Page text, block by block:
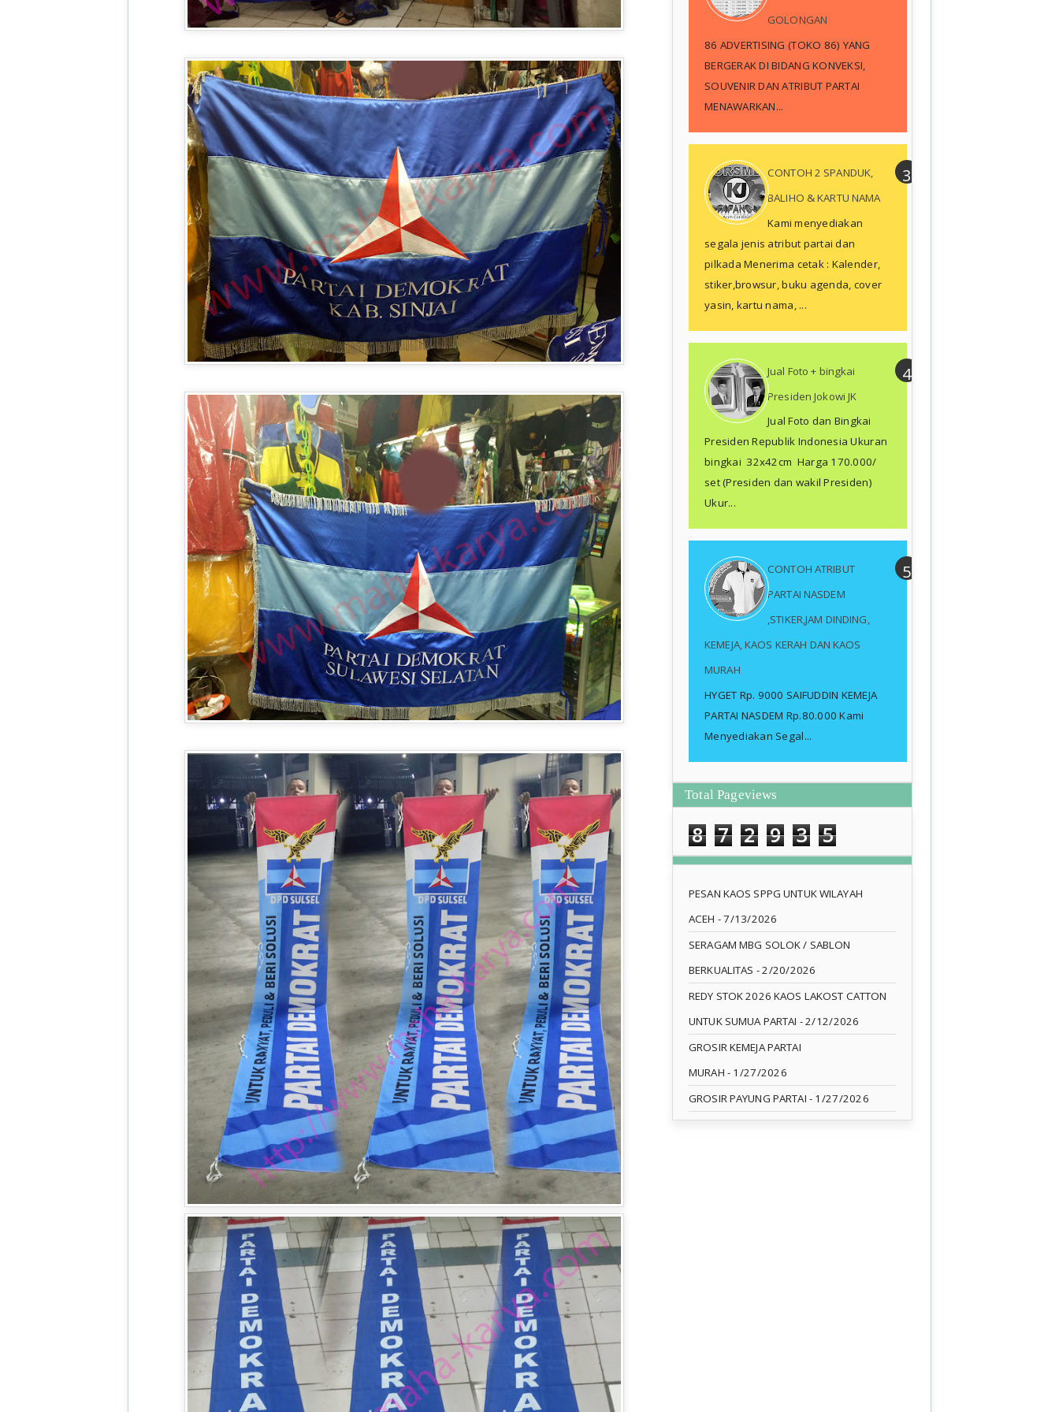
GOLONGAN
86 ADVERTISING (TOKO 86) YANG
BERGERAK DI BIDANG KONVEKSI,
SOUVENIR DAN ATRIBUT PARTAI
MENAWARKAN...
CONTOH 2 SPANDUK,
BALIHO & KARTU NAMA
Kami menyediakan
segala jenis atribut partai dan
pilkada Menerima cetak : Kalender,
stiker,browsur, buku agenda, cover
yasin, kartu nama, ...
Jual Foto + bingkai
Presiden Jokowi JK
Jual Foto dan Bingkai
Presiden Republik Indonesia Ukuran
bingkai 32x42cm Harga 170.000/
set (Presiden dan wakil Presiden)
Ukur...
CONTOH ATRIBUT
PARTAI NASDEM
,STIKER,JAM DINDING,
KEMEJA, KAOS KERAH DAN KAOS
MURAH
HYGET Rp. 9000 SAIFUDDIN KEMEJA
PARTAI NASDEM Rp.80.000 Kami
Menyediakan Segal...
Total Pageviews
8 7 2 9 3 5
PESAN KAOS SPPG UNTUK WILAYAH
ACEH - 7/13/2026
SERAGAM MBG SOLOK / SABLON
BERKUALITAS - 2/20/2026
REDY STOK 2026 KAOS LAKOST CATTON
UNTUK SUMUA PARTAI - 2/12/2026
GROSIR KEMEJA PARTAI
MURAH - 1/27/2026
GROSIR PAYUNG PARTAI - 1/27/2026